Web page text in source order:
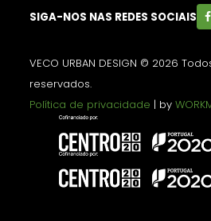
SIGA-NOS NAS REDES SOCIAIS
VECO URBAN DESIGN © 2026
reservados.
Política de privacidade | by